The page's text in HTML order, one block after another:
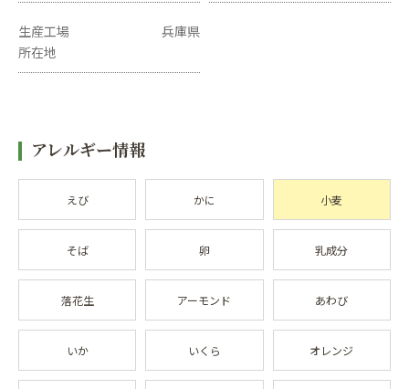
生産工場
所在地
兵庫県
アレルギー情報
えび かに 小麦
そば 卵 乳成分
落花生 アーモンド あわび
いか いくら オレンジ